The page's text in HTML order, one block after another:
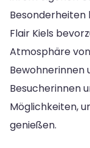
Besonderheiten
Flair Kiels
Atmosphäre
Bewohnerinnen
Besucherinnen
Möglichkeiten,
genießen.